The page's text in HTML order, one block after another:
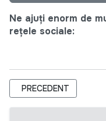
Ne ajuți enorm de
rețele sociale:
ARTICOL
PRECEDENT